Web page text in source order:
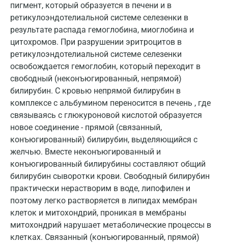
пигмент, который образуется в печени и в
ретикулоэндотелиальной системе селезенки в
результате распада гемоглобина, миоглобина и
цитохромов. При разрушении эритроцитов в
ретикулоэндотелиальной системе селезенки
освобождается гемоглобин, который переходит в
свободный (неконъюгированный, непрямой)
билирубин. С кровью непрямой билирубин в
комплексе с альбумином переносится в печень , где
связываясь с глюкуроновой кислотой образуется
новое соединение - прямой (связанный,
конъюгированный) билирубин, выделяющийся с
желчью. Вместе неконъюгированный и
конъюгированный билирубины составляют общий
билирубин сыворотки крови. Свободный билирубин
практически нерастворим в воде, липофилен и
поэтому легко растворяется в липидах мембран
клеток и митохондрий, проникая в мембраны
митохондрий нарушает метаболические процессы в
клетках. Связанный (конъюгированный, прямой)
Воронеж
Всеволожск
Гатчина
Геленджик
Голубое
Дзержинск
Дзержинский
Дмитров
Долгопрудный
Домодедово
Екатеринбург
Жуковский